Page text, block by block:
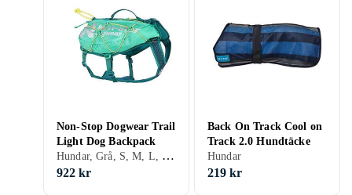
Non-Stop Dogwear Trail
Light Dog Backpack
Hundar, Grå, S, M, L, XL, XS
922 kr
Back On Track Cool on
Track 2.0 Hundtäcke
Hundar
219 kr